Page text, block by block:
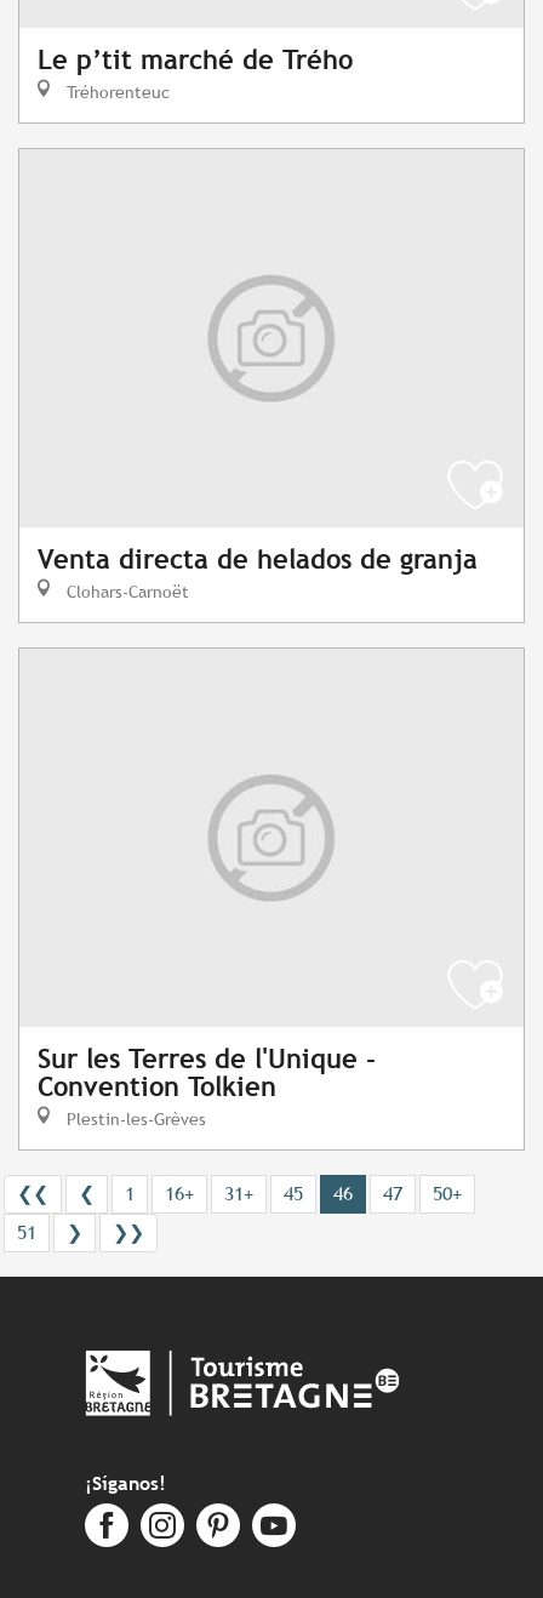
Le p’tit marché de Trého
Tréhorenteuc
Venta directa de helados de granja
Clohars-Carnoët
Sur les Terres de l'Unique -
Convention Tolkien
Plestin-les-Grèves
❮❮ ❮ 1 16+ 31+ 45 46 47
50+
51
❯ ❯❯
¡Síganos!